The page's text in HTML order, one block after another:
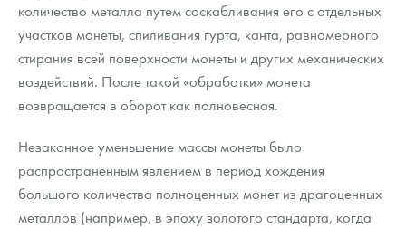
количество металла путем соскабливания его с отдельных
участков монеты, спиливания гурта, канта, равномерного
стирания всей поверхности монеты и других механических
воздействий. После такой «обработки» монета
возвращается в оборот как полновесная.
Незаконное уменьшение массы монеты было
распространенным явлением в период хождения
большого количества полноценных монет из драгоценных
металлов (например, в эпоху золотого стандарта, когда